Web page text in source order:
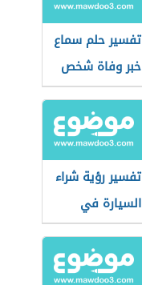
تفسير حلم سماع
خبر وفاة شخص
حي
تفسير رؤية شراء
السيارة في
المنام